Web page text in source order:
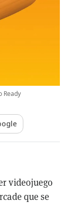
Ready
videojuego
que se